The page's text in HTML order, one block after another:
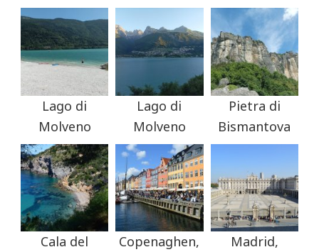
Lago di
Molveno
Lago di
Molveno
Pietra di
Bismantova
Cala del
Copenaghen,
Madrid,